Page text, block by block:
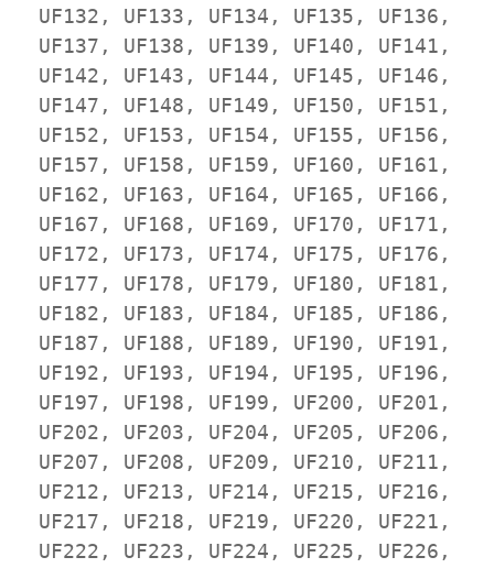
UF132, UF133, UF134, UF135, UF136,
UF137, UF138, UF139, UF140, UF141,
UF142, UF143, UF144, UF145, UF146,
UF147, UF148, UF149, UF150, UF151,
UF152, UF153, UF154, UF155, UF156,
UF157, UF158, UF159, UF160, UF161,
UF162, UF163, UF164, UF165, UF166,
UF167, UF168, UF169, UF170, UF171,
UF172, UF173, UF174, UF175, UF176,
UF177, UF178, UF179, UF180, UF181,
UF182, UF183, UF184, UF185, UF186,
UF187, UF188, UF189, UF190, UF191,
UF192, UF193, UF194, UF195, UF196,
UF197, UF198, UF199, UF200, UF201,
UF202, UF203, UF204, UF205, UF206,
UF207, UF208, UF209, UF210, UF211,
UF212, UF213, UF214, UF215, UF216,
UF217, UF218, UF219, UF220, UF221,
UF222, UF223, UF224, UF225, UF226,